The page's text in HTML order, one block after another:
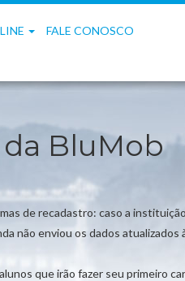
FALE CONOSCO
BluMob
de recadastro: caso a
não enviou os dados atualizados
que irão fazer seu primeiro